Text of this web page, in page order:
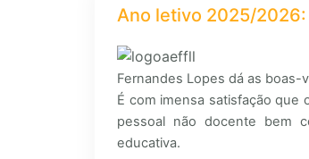
Ano letivo 2025/
Fernandes Lopes dá as boas-
É com imensa satisfação
pessoal não docente bem
educativa.